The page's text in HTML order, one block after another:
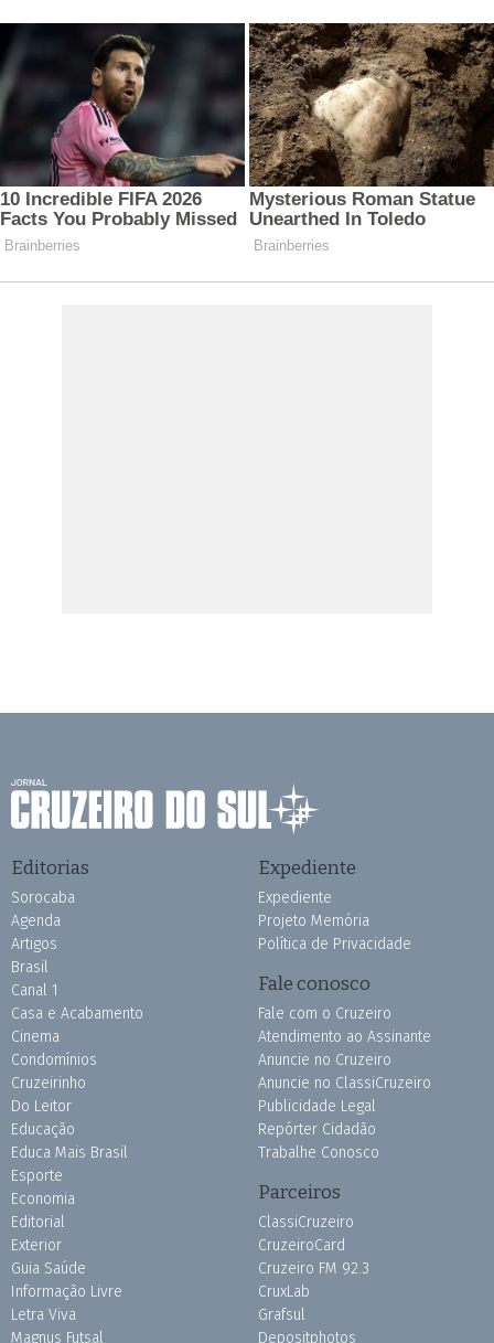
Editorias
Sorocaba
Agenda
Artigos
Brasil
Canal 1
Casa e Acabamento
Cinema
Condomínios
Cruzeirinho
Do Leitor
Educação
Educa Mais Brasil
Esporte
Economia
Editorial
Exterior
Guia Saúde
Informação Livre
Letra Viva
Magnus Futsal
Expediente
Expediente
Projeto Memória
Política de Privacidade
Fale conosco
Fale com o Cruzeiro
Atendimento ao Assinante
Anuncie no Cruzeiro
Anuncie no ClassiCruzeiro
Publicidade Legal
Repórter Cidadão
Trabalhe Conosco
Parceiros
ClassiCruzeiro
CruzeiroCard
Cruzeiro FM 92.3
CruxLab
Grafsul
Depositphotos